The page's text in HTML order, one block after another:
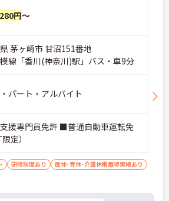
円～
茅ヶ崎市 甘沼151番地
線「香川(神奈川)駅」バス・車9分
パート・アルバイト
援専門員免許 ■普通自動車運転免
定）
研修制度あり
産休･育休･介護休暇取得実績あり